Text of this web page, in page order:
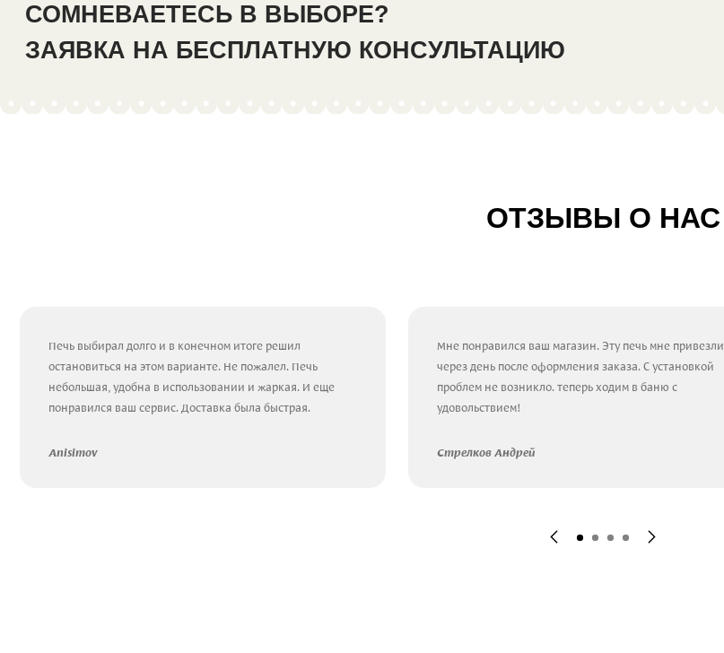
СОМНЕВАЕТЕСЬ В ВЫБОРЕ?
ЗАЯВКА НА БЕСПЛАТНУЮ КОНСУЛЬТАЦИЮ
ОТЗЫВЫ О НАС
Печь выбирал долго и в конечном итоге решил
остановиться на этом варианте. Не пожалел. Печь
небольшая, удобна в использовании и жаркая. И еще
понравился ваш сервис. Доставка была быстрая.
Anisimov
Мне понравился ваш магазин. Эту печь мне привезли
через день после оформления заказа. С установкой
проблем не возникло. теперь ходим в баню с
удовольствием!
Стрелков Андрей